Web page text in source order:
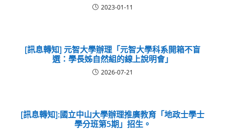
2023-01-11
[訊息轉知] 元智大學辦理「元智大學科系開箱不盲
選：學長姊自然組的線上說明會」
2026-07-21
[訊息轉知]:國立中山大學辦理推廣教育「地政士學士
學分班第5期」招生。